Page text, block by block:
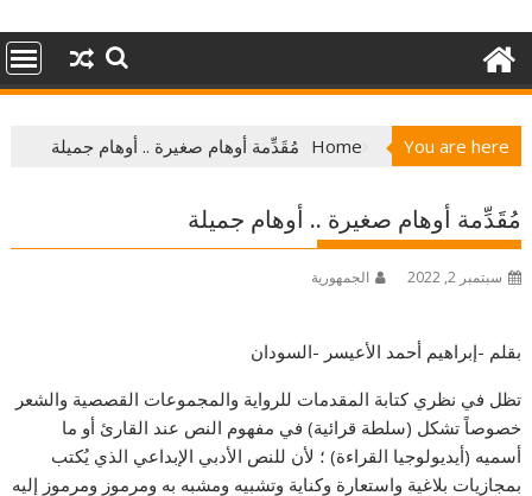
You are here
Home مُقَدِّمة أوهام صغيرة .. أوهام جميلة
مُقَدِّمة أوهام صغيرة .. أوهام جميلة
سبتمبر 2, 2022 الجمهورية
بقلم -إبراهيم أحمد الأعيسر -السودان
تظل في نظري كتابة المقدمات للرواية والمجموعات القصصية والشعر
خصوصاً تشكل (سلطة قرائية) في مفهوم النص عند القارئ أو ما
أسميه (أيديولوجيا القراءة) ؛ لأن للنص الأدبي الإبداعي الذي يُكتب
بمجازيات بلاغية واستعارة وكناية وتشبيه ومشبه به ومرموز ومرموز إليه